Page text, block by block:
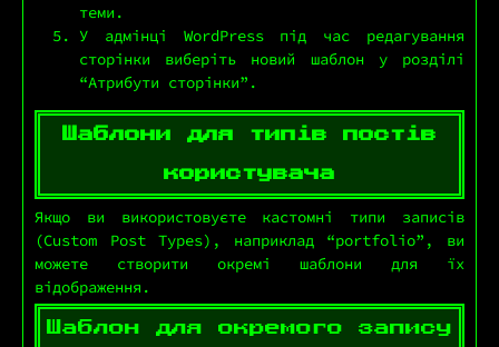
теми.
У адмінці WordPress під час редагування
сторінки виберіть новий шаблон у розділі
“Атрибути сторінки”.
Шаблони для типів постів
користувача
Якщо ви використовуєте кастомні типи записів
(Custom Post Types), наприклад “portfolio”, ви
можете створити окремі шаблони для їх
відображення.
Шаблон для окремого запису